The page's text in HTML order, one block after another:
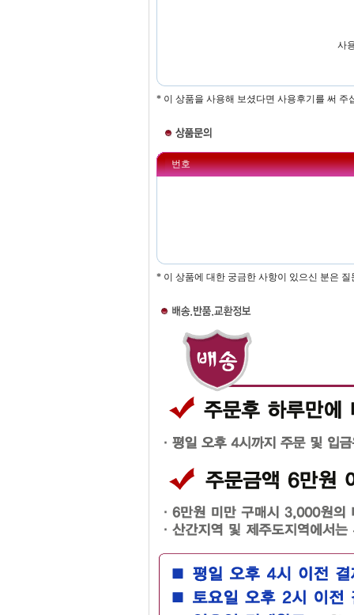
사
* 이 상품을 사용해 보셨다면 사용후기를 써 주
번호
* 이 상품에 대한 궁금한 사항이 있으신 분은